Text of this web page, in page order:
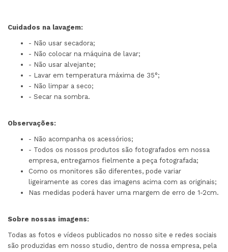
Cuidados na lavagem:
- Não usar secadora;
- Não colocar na máquina de lavar;
- Não usar alvejante;
- Lavar em temperatura máxima de 35°;
- Não limpar a seco;
- Secar na sombra.
Observações:
- Não acompanha os acessórios;
- Todos os nossos produtos são fotografados em nossa
empresa, entregamos fielmente a peça fotografada;
Como os monitores são diferentes, pode variar
ligeiramente as cores das imagens acima com as originais;
Nas medidas poderá haver uma margem de erro de 1-2cm.
Sobre nossas imagens:
Todas as fotos e vídeos publicados no nosso site e redes sociais
são produzidas em nosso studio, dentro de nossa empresa, pela